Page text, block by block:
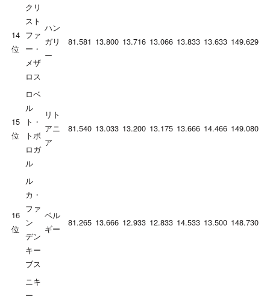
14
位
クリ
スト
ファ
ー・
メザ
ロス
ハン
ガリ
ー
81.581 13.800 13.716 13.066 13.833 13.633 149.629
15
位
ロベ
ル
ト・
トボ
ロガ
ル
リト
アニ
ア
81.540 13.033 13.200 13.175 13.666 14.466 149.080
16
位
ル
カ・
ファ
ン
デン
キー
ブス
ベル
ギー
81.265 13.666 12.933 12.833 14.533 13.500 148.730
ニキ
ー